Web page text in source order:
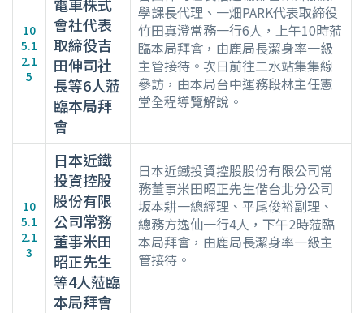
10
5.1
2.1
5
會社代表
取締役吉
田伸司社
長等6人蒞
臨本局拜
會
學課長代理、一畑PARK代表取締役
竹田真澄常務一行6人，上午10時蒞
臨本局拜會，由鹿局長潔身率一級
主管接待。次日前往二水站集集線
參訪，由本局台中運務段林主任憲
堂全程導覽解說。
10
5.1
2.1
3
日本近鐵
投資控股
股份有限
公司常務
董事米田
昭正先生
等4人蒞臨
本局拜會
日本近鐵投資控股股份有限公司常
務董事米田昭正先生偕台北分公司
坂本耕一總經理、平尾俊裕副理、
總務方逸仙一行4人，下午2時蒞臨
本局拜會，由鹿局長潔身率一級主
管接待。